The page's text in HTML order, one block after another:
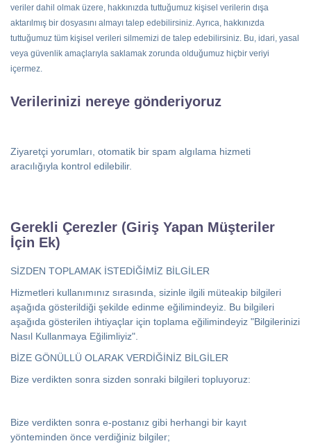
veriler dahil olmak üzere, hakkınızda tuttuğumuz kişisel verilerin dışa
aktarılmış bir dosyasını almayı talep edebilirsiniz. Ayrıca, hakkınızda
tuttuğumuz tüm kişisel verileri silmemizi de talep edebilirsiniz. Bu, idari, yasal
veya güvenlik amaçlarıyla saklamak zorunda olduğumuz hiçbir veriyi
içermez.
Verilerinizi nereye gönderiyoruz
Ziyaretçi yorumları, otomatik bir spam algılama hizmeti
aracılığıyla kontrol edilebilir.
Gerekli Çerezler (Giriş Yapan Müşteriler
İçin Ek)
SİZDEN TOPLAMAK İSTEDİĞİMİZ BİLGİLER
Hizmetleri kullanımınız sırasında, sizinle ilgili müteakip bilgileri
aşağıda gösterildiği şekilde edinme eğilimindeyiz. Bu bilgileri
aşağıda gösterilen ihtiyaçlar için toplama eğilimindeyiz "Bilgilerinizi
Nasıl Kullanmaya Eğilimliyiz".
BİZE GÖNÜLLÜ OLARAK VERDİĞİNİZ BİLGİLER
Bize verdikten sonra sizden sonraki bilgileri topluyoruz:
Bize verdikten sonra e-postanız gibi herhangi bir kayıt
yönteminden önce verdiğiniz bilgiler;